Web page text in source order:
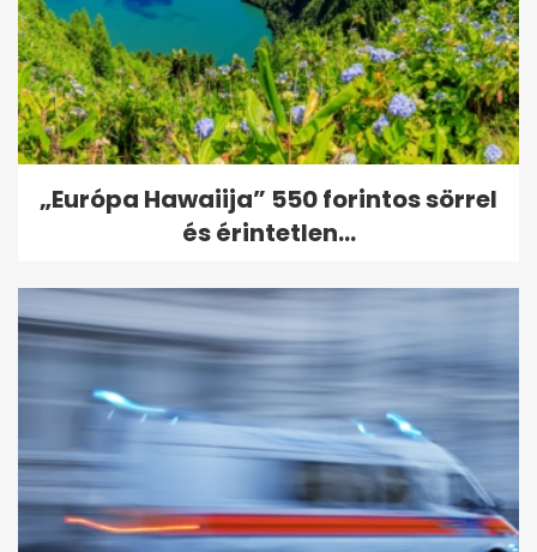
„Európa Hawaiija” 550 forintos sörrel
és érintetlen...